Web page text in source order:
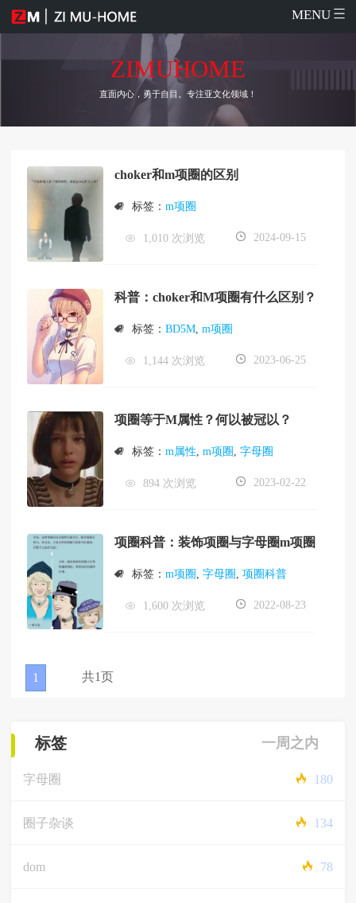
MENU
ZIMUHOME
直面内心，勇于自目。专注亚文化领域！
choker和m项圈的区别
标签：m项圈
1,010 次浏览 2024-09-15
科普：choker和M项圈有什么区别？
标签：BD5M,m项圈
1,144 次浏览 2023-06-25
项圈等于M属性？何以被冠以？
标签：m属性,m项圈 ,字母圈
894 次浏览 2023-02-22
项圈科普：装饰项圈与字母圈m项圈
标签：m项圈 ,字母圈 ,项圈科普
1,600 次浏览 2022-08-23
1 共1页
标签 一周之内
字母圈 180
圈子杂谈 134
dom 78